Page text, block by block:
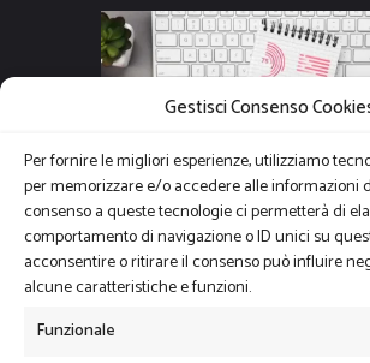
Gestisci Consenso
Per fornire le migliori esperienze, utilizziamo
per memorizzare e/o accedere alle informazioni
consenso a queste tecnologie ci permetterà di
comportamento di navigazione o ID unici su
acconsentire o ritirare il consenso può influire
alcune caratteristiche e funzioni.
Funzionale